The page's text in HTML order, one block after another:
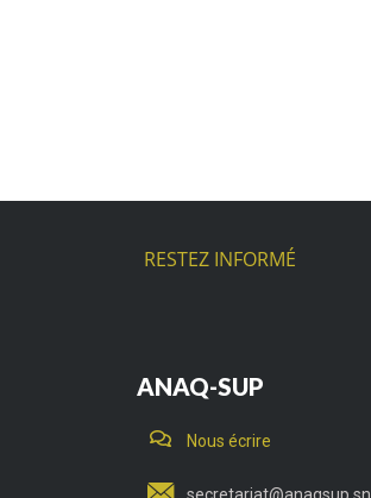
RESTEZ INFORMÉ
ANAQ-SUP
Nous écrire